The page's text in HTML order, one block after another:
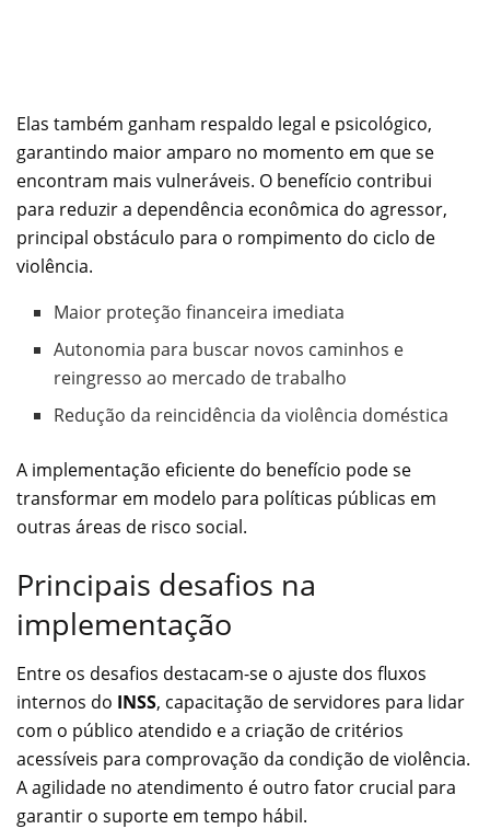
Elas também ganham respaldo legal e psicológico,
garantindo maior amparo no momento em que se
encontram mais vulneráveis. O benefício contribui
para reduzir a dependência econômica do agressor,
principal obstáculo para o rompimento do ciclo de
violência.
Maior proteção financeira imediata
Autonomia para buscar novos caminhos e
reingresso ao mercado de trabalho
Redução da reincidência da violência doméstica
A implementação eficiente do benefício pode se
transformar em modelo para políticas públicas em
outras áreas de risco social.
Principais desafios na
implementação
Entre os desafios destacam-se o ajuste dos fluxos
internos do INSS, capacitação de servidores para lidar
com o público atendido e a criação de critérios
acessíveis para comprovação da condição de violência.
A agilidade no atendimento é outro fator crucial para
garantir o suporte em tempo hábil.